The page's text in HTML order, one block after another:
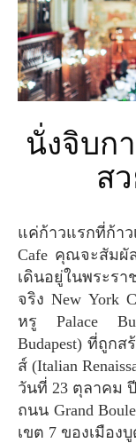
นั่งจิบกาแฟเบาๆในคาเฟ่ที่
ส
แค่ก้าวแรกที่ก้าวเข้าไปด้านในตัวคาเฟ่ New York
Cafe คุณจะสัมผั
เดินอยู่ในพระร
จริง New York
หรู Palace
Budapest) ที่ถูก
ส์ (Italian
วันที่ 23 ตุลาคม
ถนน Grand
เขต 7 ของเมือง